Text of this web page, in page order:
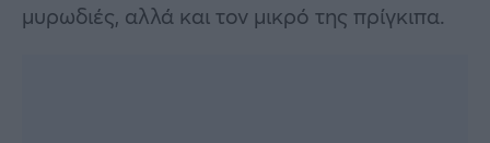
μυρωδιές, αλλά και τον μικρό της πρίγκιπα.